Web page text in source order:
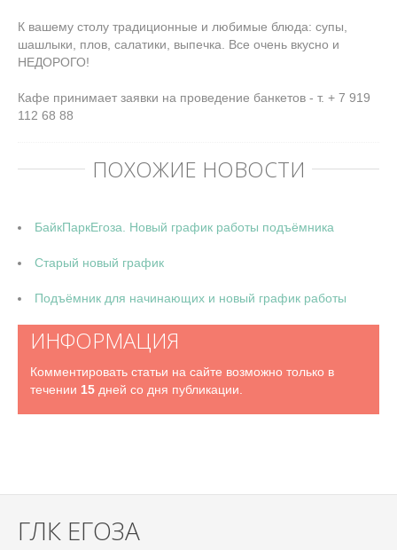
К вашему столу традиционные и любимые блюда: супы,
шашлыки, плов, салатики, выпечка. Все очень вкусно и
НЕДОРОГО!
Кафе принимает заявки на проведение банкетов - т. + 7 919
112 68 88
ПОХОЖИЕ НОВОСТИ
БайкПаркЕгоза. Новый график работы подъёмника
Старый новый график
Подъёмник для начинающих и новый график работы
ИНФОРМАЦИЯ
Комментировать статьи на сайте возможно только в
течении 15 дней со дня публикации.
ГЛК ЕГОЗА